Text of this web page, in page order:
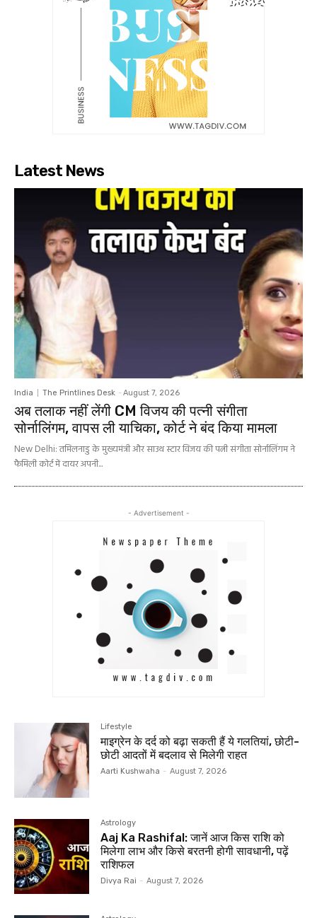
Latest News
India The Printlines Desk - August 7, 2026
अब तलाक नहीं लेंगी CM विजय की पत्नी संगीता
सोर्नालिंगम, वापस ली याचिका, कोर्ट ने बंद किया मामला
New Delhi: तमिलनाडु के मुख्यमंत्री और साउथ स्टार विजय की पत्नी संगीता सोर्नालिंगम ने
फैमिली कोर्ट में दायर अपनी...
- Advertisement -
Lifestyle
माइग्रेन के दर्द को बढ़ा सकती हैं ये गलतियां, छोटी-
छोटी आदतों में बदलाव से मिलेगी राहत
Aarti Kushwaha - August 7, 2026
Astrology
Aaj Ka Rashifal: जानें आज किस राशि को
मिलेगा लाभ और किसे बरतनी होगी सावधानी, पढ़ें
राशिफल
Divya Rai - August 7, 2026